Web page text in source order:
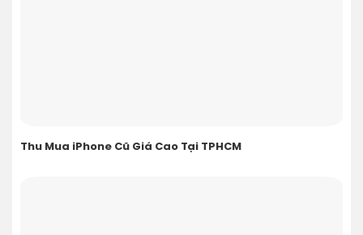
Thu Mua iPhone Cũ Giá Cao Tại TPHCM